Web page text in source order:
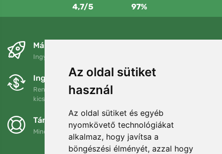
Az oldal sütiket
használ
Az oldal sütiket és egyéb
nyomkövető technológiákat
alkalmaz, hogy javítsa a
böngészési élményét, azzal hogy
4,7/5 97%
Másnapra és ingyenesen
Ingyenes szállítás a következő összeg felett: 80 EUR
Ingyenes csere és visszaküldés
Rendelését 90 napon belül bármikor visszaküldheti vagy
kicserélheti.
Támogatjuk a Trees.org-ot
Minden megrendelésért ültetünk egy fát! Bővebben